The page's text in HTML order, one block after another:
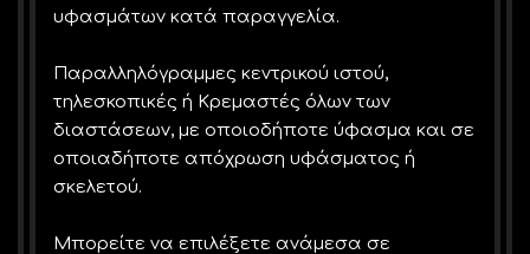
υφασμάτων κατά παραγγελία.
Παραλληλόγραμμες κεντρικού ιστού,
τηλεσκοπικές ή Κρεμαστές όλων των
διαστάσεων, με οποιοδήποτε ύφασμα και σε
οποιαδήποτε απόχρωση υφάσματος ή
σκελετού.
Μπορείτε να επιλέξετε ανάμεσα σε